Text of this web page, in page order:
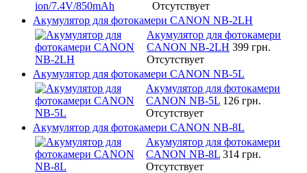
Отсутствует
Акумулятор для фотокамери CANON NB-2LH
Акумулятор для фотокамери
CANON NB-2LH 399 грн.
Отсутствует
Акумулятор для фотокамери CANON NB-5L
Акумулятор для фотокамери
CANON NB-5L 126 грн.
Отсутствует
Акумулятор для фотокамери CANON NB-8L
Акумулятор для фотокамери
CANON NB-8L 314 грн.
Отсутствует